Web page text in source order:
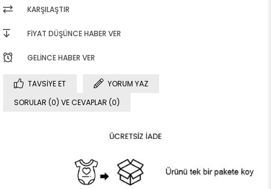
KARŞILAŞTIR
FIYAT DÜŞÜNCE HABER VER
GELINCE HABER VER
TAVSIYE ET
YORUM YAZ
SORULAR (0) VE CEVAPLAR (0)